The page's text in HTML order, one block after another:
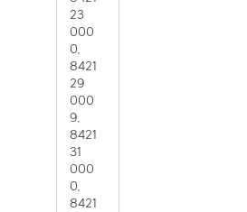
23
000
0,
8421
29
000
9,
8421
31
000
0,
8421